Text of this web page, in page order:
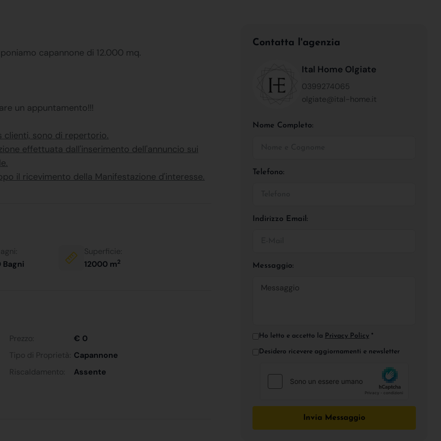
capannone di 12.000 mq.
un appuntamento!!!
sono di repertorio.
effettuata dall'inserimento dell'annuncio sui
il ricevimento della Manifestazione d'interesse.
Bagni
Superficie:
12000 m2
Prezzo:
€ 0
Tipo di Proprietà: Capannone
Riscaldamento:
Assente
Contatta l'agenzia
Ital Home Olgiate
0399274065
olgiate@ital-home.it
Nome Completo:
Telefono:
Indirizzo Email:
Messaggio:
Ho letto e accetto la Privacy Policy *
Desidero ricevere aggiornamenti e newsletter
Invia Messaggio